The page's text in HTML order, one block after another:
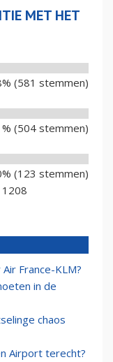
MET HET
(581 stemmen)
(504 stemmen)
(123 stemmen)
France-KLM?
in de
chaos
Airport terecht?